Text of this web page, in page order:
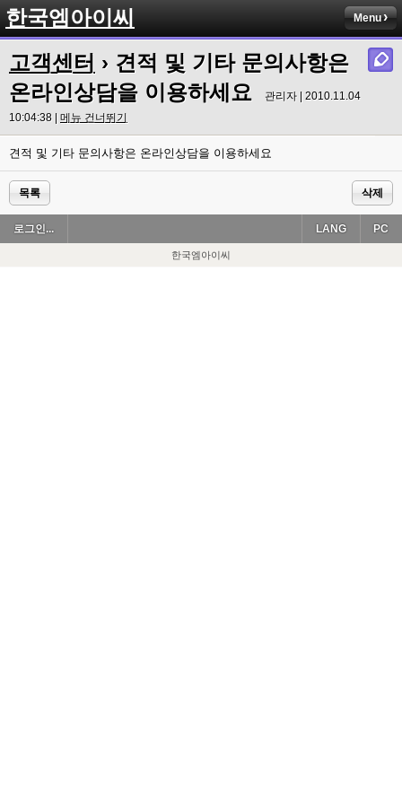
한국엠아이씨 Menu
고객센터 › 견적 및 기타 문의사항은
온라인상담을 이용하세요
관리자 | 2010.11.04
10:04:38 | 메뉴 건너뛰기
견적 및 기타 문의사항은 온라인상담을 이용하세요
목록 삭제
로그인... PC
LANG
한국엠아이씨